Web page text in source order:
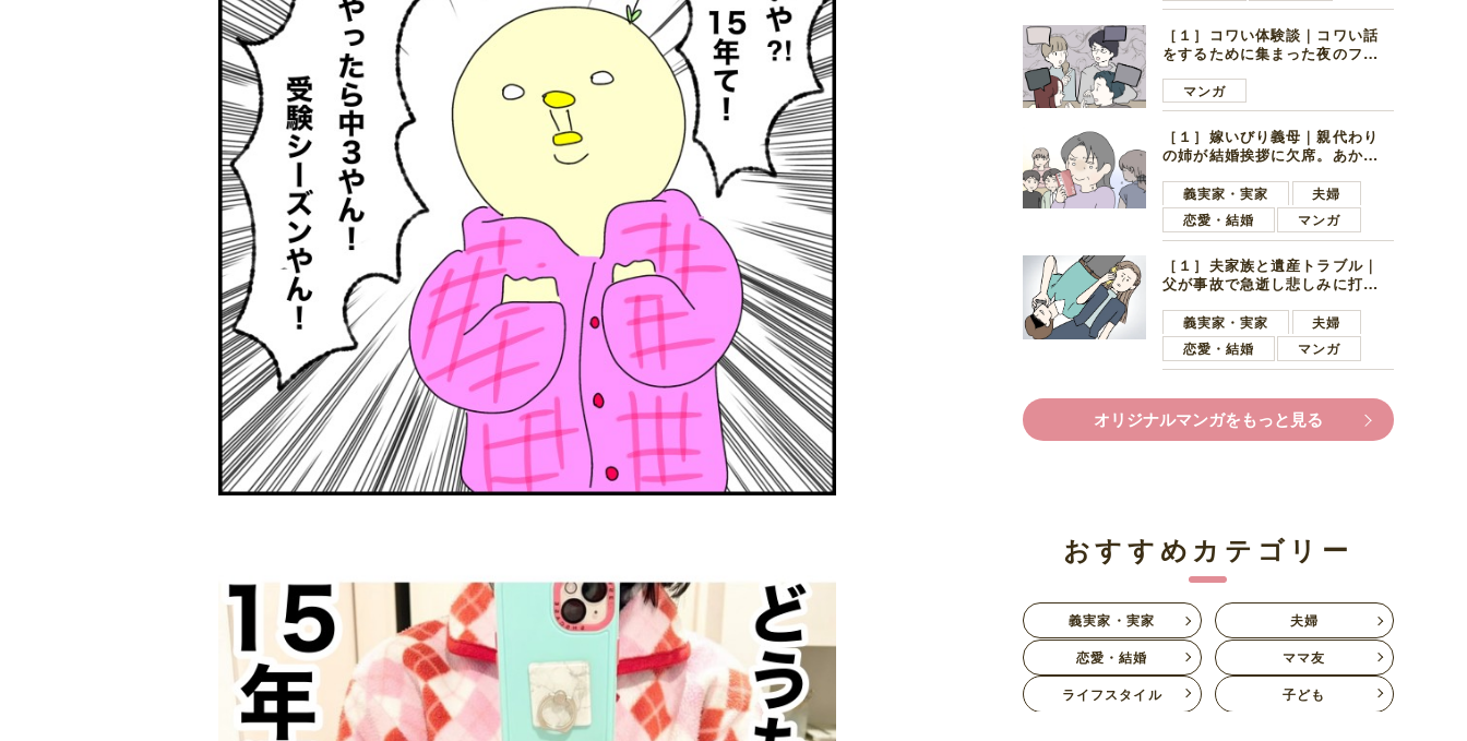
［１］コワい体験談｜コワい話
をするために集まった夜のファ
好きの男の子ママ
マンガ
［１］嫁いびり義母｜親代わり
の姉が結婚挨拶に欠席。あから
義実家・実家
夫婦
恋愛・結婚
マンガ
［１］夫家族と遺産トラブル｜
父が事故で急逝し悲しみに打ち
ます夫
義実家・実家
夫婦
恋愛・結婚
マンガ
オリジナルマンガをもっと見る
おすすめカテゴリー
義実家・実家
夫婦
恋愛・結婚
ママ友
ライフスタイル
子ども